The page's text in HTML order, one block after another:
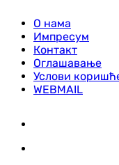
О нама
Импресум
Контакт
Оглашавање
Услови
WEBMAIL